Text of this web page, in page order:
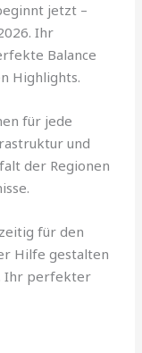
jetzt –
Ihr
Balance
Highlights.
für jede
und
der Regionen
für den
Hilfe gestalten
Ihr perfekter